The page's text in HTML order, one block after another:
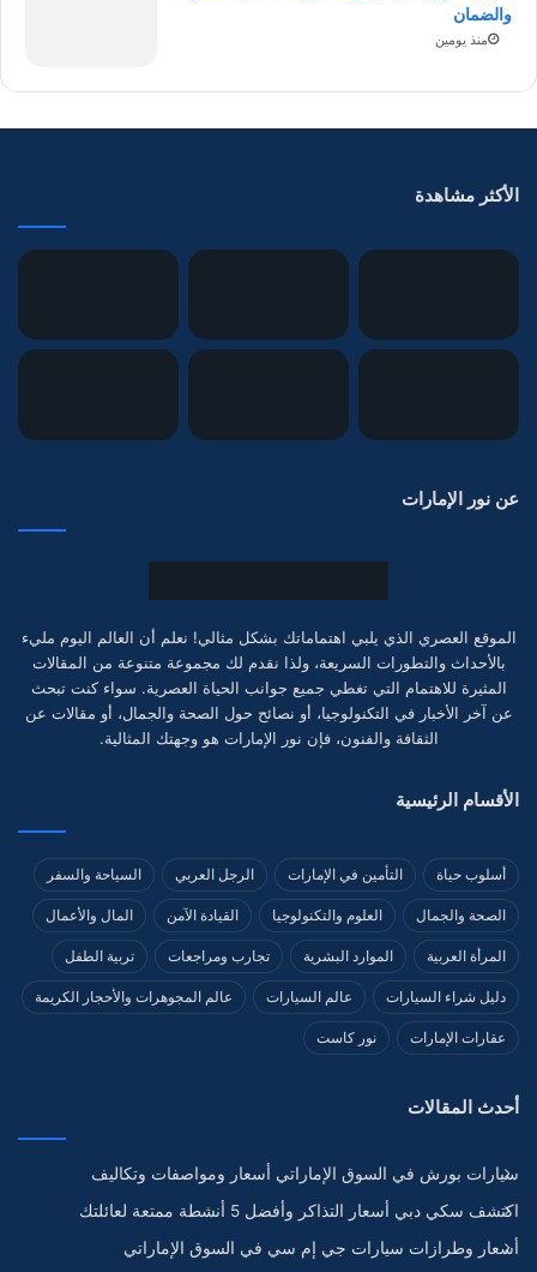
والضمان
منذ يومين
الأكثر مشاهدة
عن نور الإمارات
الموقع العصري الذي يلبي اهتماماتك بشكل مثالي! نعلم أن العالم اليوم مليء
بالأحداث والتطورات السريعة، ولذا نقدم لك مجموعة متنوعة من المقالات
المثيرة للاهتمام التي تغطي جميع جوانب الحياة العصرية. سواء كنت تبحث
عن آخر الأخبار في التكنولوجيا، أو نصائح حول الصحة والجمال، أو مقالات عن
الثقافة والفنون، فإن نور الإمارات هو وجهتك المثالية.
الأقسام الرئيسية
أسلوب حياة التأمين في الإمارات الرجل العربي السياحة والسفر
الصحة والجمال العلوم والتكنولوجيا القيادة الآمن المال والأعمال
المرأة العربية الموارد البشرية تجارب ومراجعات تربية الطفل
دليل شراء السيارات عالم السيارات عالم المجوهرات والأحجار الكريمة
عقارات الإمارات نور كاست
أحدث المقالات
سيارات بورش في السوق الإماراتي أسعار ومواصفات وتكاليف
اكتشف سكي دبي أسعار التذاكر وأفضل 5 أنشطة ممتعة لعائلتك
أسعار وطرازات سيارات جي إم سي في السوق الإماراتي